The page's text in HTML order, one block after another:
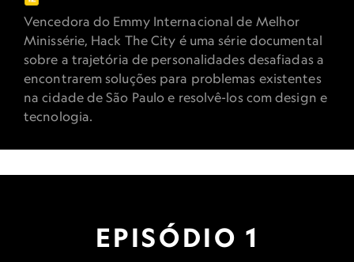
Vencedora do Emmy Internacional de Melhor
Minissérie, Hack The City é uma série documental
sobre a trajetória de personalidades desafiadas a
encontrarem soluções para problemas existentes
na cidade de São Paulo e resolvê-los com design e
tecnologia.
EPISÓDIO 1